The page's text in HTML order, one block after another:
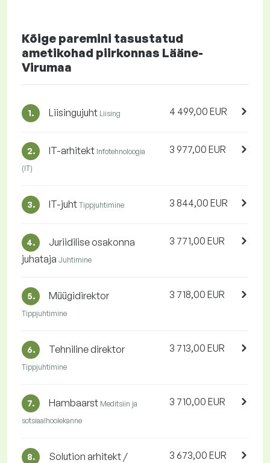
Kõige paremini tasustatud
ametikohad piirkonnas Lääne-
Virumaa
1. Liisingujuht Liising 4 499,00 EUR
2. IT-arhitekt Infotehnoloogia
(IT)
3 977,00 EUR
3. IT-juht Tippjuhtimine 3 844,00 EUR
4.
Juriidilise osakonna
juhataja Juhtimine
3 771,00 EUR
5. Müügidirektor
Tippjuhtimine
3 718,00 EUR
6. Tehniline direktor
Tippjuhtimine
3 713,00 EUR
7. Hambaarst Meditsiin ja
sotsiaalhoolekanne
3 710,00 EUR
8.
Solution arhitekt /
3 673,00 EUR